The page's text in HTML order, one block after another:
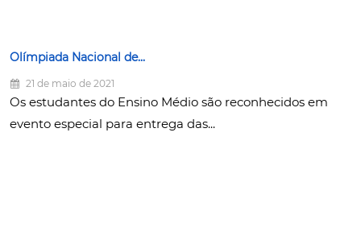
Olímpiada Nacional de...
21 de maio de 2021
Os estudantes do Ensino Médio são reconhecidos em
evento especial para entrega das...